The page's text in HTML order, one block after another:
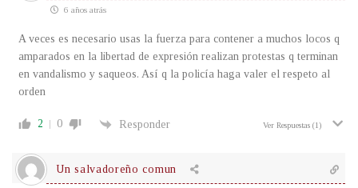
6 años atrás
A veces es necesario usas la fuerza para contener a muchos locos q
amparados en la libertad de expresión realizan protestas q terminan
en vandalismo y saqueos. Así q la policía haga valer el respeto al
orden
2 0 Responder Ver Respuestas (1)
Un salvadoreño comun